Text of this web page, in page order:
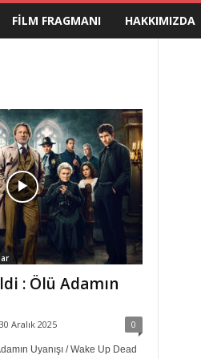
FILM FRAGMANI HAKKIMIZDA
: Ölü Adamın
30 Aralık 2025 0
Uyanışı / Wake Up Dead